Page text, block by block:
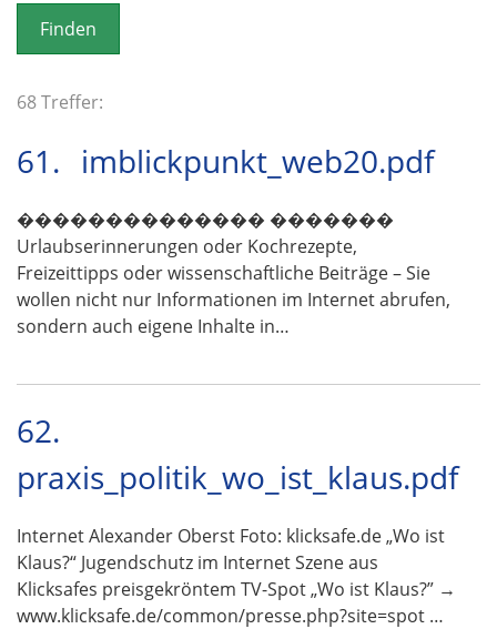
o
n
68 Treffer:
61. imblickpunkt_web20.pdf
�������������� �������
Urlaubserinnerungen oder Kochrezepte,
Freizeittipps oder wissenschaftliche Beiträge – Sie
wollen nicht nur Informationen im Internet abrufen,
sondern auch eigene Inhalte in…
62.
praxis_politik_wo_ist_klaus.pdf
Internet Alexander Oberst Foto: klicksafe.de „Wo ist
Klaus?“ Jugendschutz im Internet Szene aus
Klicksafes preisgekröntem TV-Spot „Wo ist Klaus?” →
www.klicksafe.de/common/presse.php?site=spot …